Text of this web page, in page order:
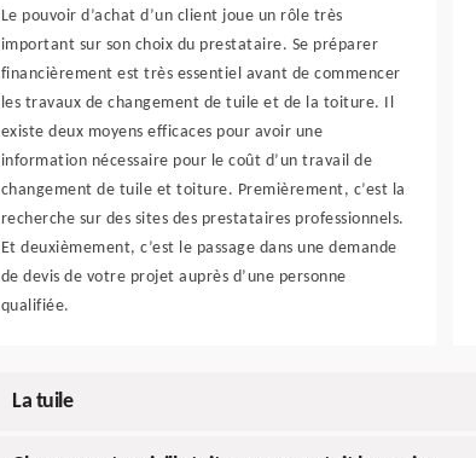
Le pouvoir d’achat d’un client joue un rôle très
important sur son choix du prestataire. Se préparer
financièrement est très essentiel avant de commencer
les travaux de changement de tuile et de la toiture. Il
existe deux moyens efficaces pour avoir une
information nécessaire pour le coût d’un travail de
changement de tuile et toiture. Premièrement, c’est la
recherche sur des sites des prestataires professionnels.
Et deuxièmement, c’est le passage dans une demande
de devis de votre projet auprès d’une personne
qualifiée.
La tuile